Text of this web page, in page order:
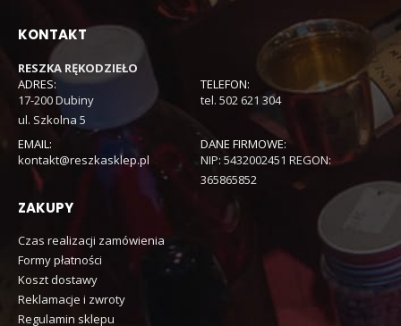
KONTAKT
RESZKA RĘKODZIEŁO
ADRES:
17-200 Dubiny
ul. Szkolna 5
TELEFON:
tel. 502 621 304
EMAIL:
kontakt@reszkasklep.pl
DANE FIRMOWE:
NIP: 5432002451 REGON:
365865852
ZAKUPY
Czas realizacji zamówienia
Formy płatności
Koszt dostawy
Reklamacje i zwroty
Regulamin sklepu